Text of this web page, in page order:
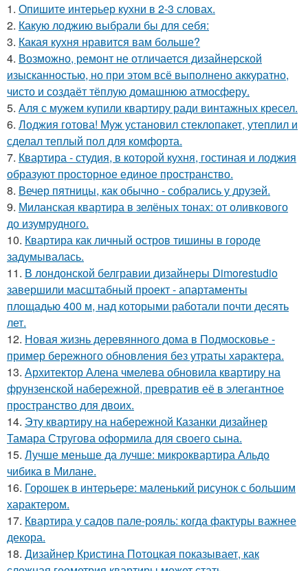
1. Опишите интерьер кухни в 2-3 словах.
2. Какую лоджию выбрали бы для себя:
3. Какая кухня нравится вам больше?
4. Возможно, ремонт не отличается дизайнерской
изысканностью, но при этом всё выполнено аккуратно,
чисто и создаёт тёплую домашнюю атмосферу.
5. Аля с мужем купили квартиру ради винтажных кресел.
6. Лоджия готова! Муж установил стеклопакет, утеплил и
сделал теплый пол для комфорта.
7. Квартира - студия, в которой кухня, гостиная и лоджия
образуют просторное единое пространство.
8. Вечер пятницы, как обычно - собрались у друзей.
9. Миланская квартира в зелёных тонах: от оливкового
до изумрудного.
10. Квартира как личный остров тишины в городе
задумывалась.
11. В лондонской белгравии дизайнеры Dimorestudio
завершили масштабный проект - апартаменты
площадью 400 м, над которыми работали почти десять
лет.
12. Новая жизнь деревянного дома в Подмосковье -
пример бережного обновления без утраты характера.
13. Архитектор Алена чмелева обновила квартиру на
фрунзенской набережной, превратив её в элегантное
пространство для двоих.
14. Эту квартиру на набережной Казанки дизайнер
Тамара Стругова оформила для своего сына.
15. Лучше меньше да лучше: микроквартира Альдо
чибика в Милане.
16. Горошек в интерьере: маленький рисунок с большим
характером.
17. Квартира у садов пале-рояль: когда фактуры важнее
декора.
18. Дизайнер Кристина Потоцкая показывает, как